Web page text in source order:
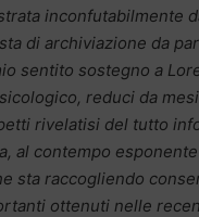
inconfutabilmente
di archiviazione da
sentito sostegno a
reduci da
rivelatisi del tutto
al contempo
sta raccogliendo
ottenuti nelle